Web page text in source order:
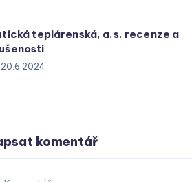
teplárenská, a.s. recenze a
20.6.2024
komentář